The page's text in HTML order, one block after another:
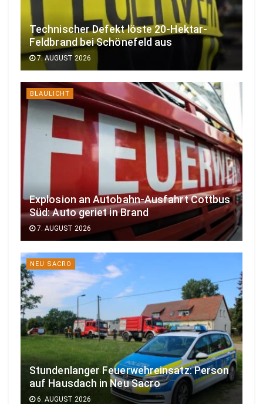
Technischer Defekt löste 20-Hektar-
Feldbrand bei Schönefeld aus
7. AUGUST 2026
BLAULICHT
Explosion an Autobahn-Ausfahrt Cottbus
Süd: Auto geriet in Brand
7. AUGUST 2026
NEU SACRO
Stundenlanger Feuerwehreinsatz: Person
auf Hausdach in Neu Sacro
6. AUGUST 2026